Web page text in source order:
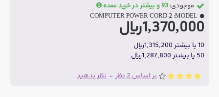
بر اساس 2 نظر - نظر بدهید
1,370,000ریال
10 یا بیشتر 1,315,200ریال
50 یا بیشتر 1,287,800ریال
موجودی: 93 و بیشتر در خرید عمده
MODEL:
COMPUTER POWER CORD 2